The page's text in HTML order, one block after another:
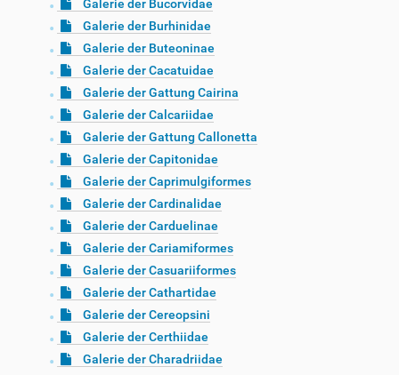
Galerie der Bucorvidae
Galerie der Burhinidae
Galerie der Buteoninae
Galerie der Cacatuidae
Galerie der Gattung Cairina
Galerie der Calcariidae
Galerie der Gattung Callonetta
Galerie der Capitonidae
Galerie der Caprimulgiformes
Galerie der Cardinalidae
Galerie der Carduelinae
Galerie der Cariamiformes
Galerie der Casuariiformes
Galerie der Cathartidae
Galerie der Cereopsini
Galerie der Certhiidae
Galerie der Charadriidae